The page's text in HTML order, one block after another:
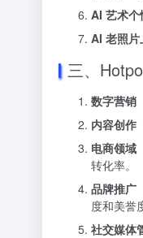
AI 艺术个
AI 老照片
三、
数字营销
内容创作
电商领域
转化率。
品牌推广
度和美誉
社交媒体